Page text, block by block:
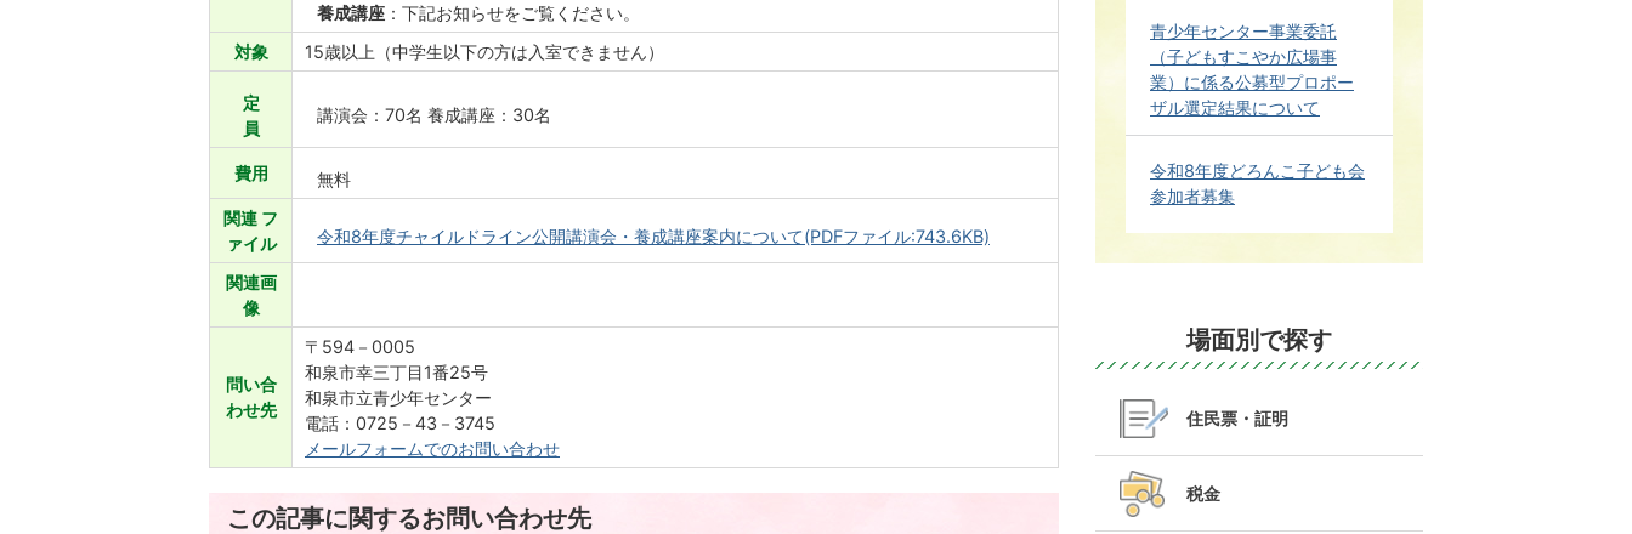
養成講座 ：下記お知らせをご覧ください。
対象
15歳以上（中学生以下の方は入室できません）
定
員
講演会：70名 養成講座：30名
費用
無料
関連 フ
ァイル
令和8年度チャイルドライン公開講演会・養成講座案内について(PDFファイル:743.6KB)
関連画
像
問い合
わせ先
〒594－0005
和泉市幸三丁目1番25号
和泉市立青少年センター
電話：0725－43－3745
メールフォームでのお問い合わせ
この記事に関するお問い合わせ先
青少年センター事業委託
（子どもすこやか広場事
業）に係る公募型プロポー
ザル選定結果について
令和8年度どろんこ子ども会
参加者募集
場面別で探す
住民票・証明
税金